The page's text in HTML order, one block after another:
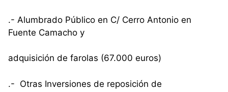
.- Alumbrado Público en C/ Cerro Antonio en
Fuente Camacho y
adquisición de farolas (67.000 euros)
.- Otras Inversiones de reposición de